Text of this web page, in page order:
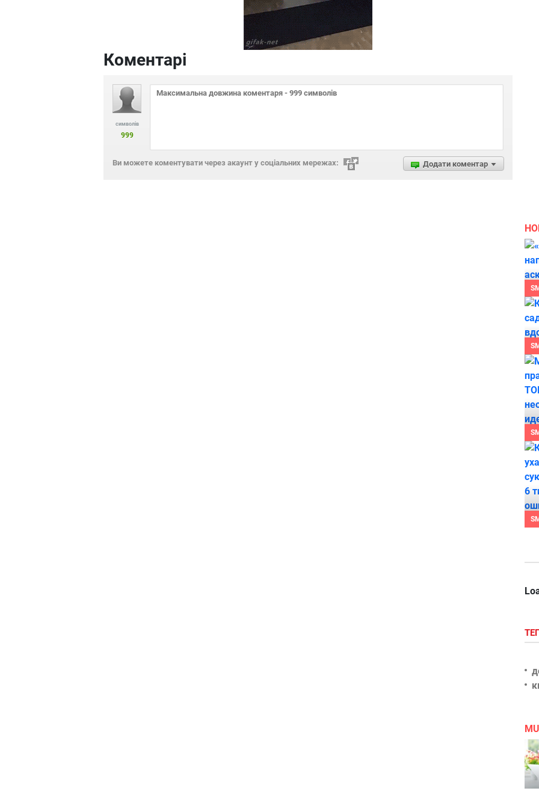
Коментарі
символів
999
Додати коментар
Ви можете коментувати через акаунт у соціальних мережах: